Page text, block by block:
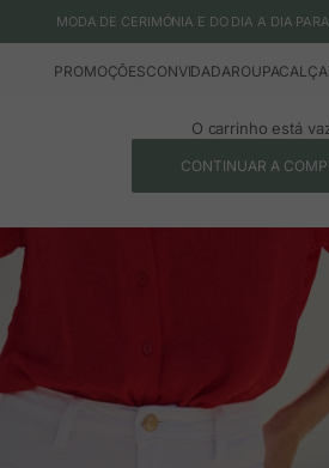
MODA DE CERIMÓNIA E DO DIA A DIA
PROMOÇÕESCONVIDADAROUPA
O carrinho está
CONTINUAR A